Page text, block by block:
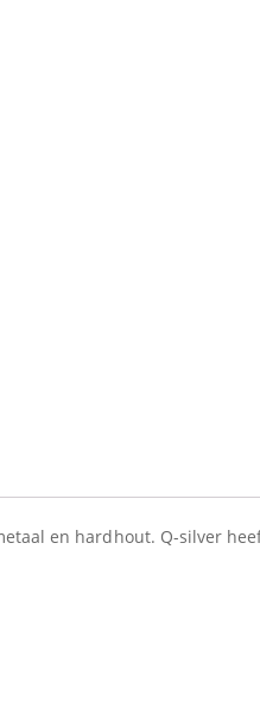
en hardhout. Q-silver